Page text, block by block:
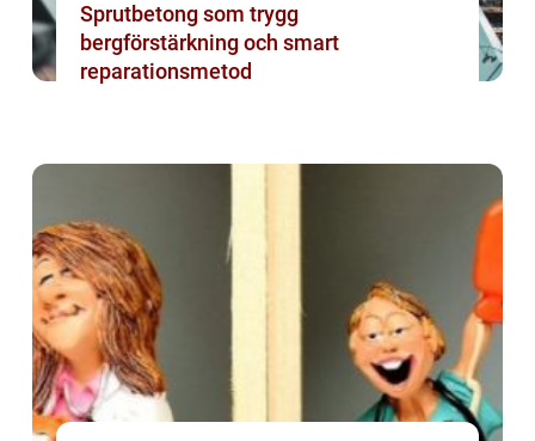
Sprutbetong som trygg
bergförstärkning och smart
reparationsmetod